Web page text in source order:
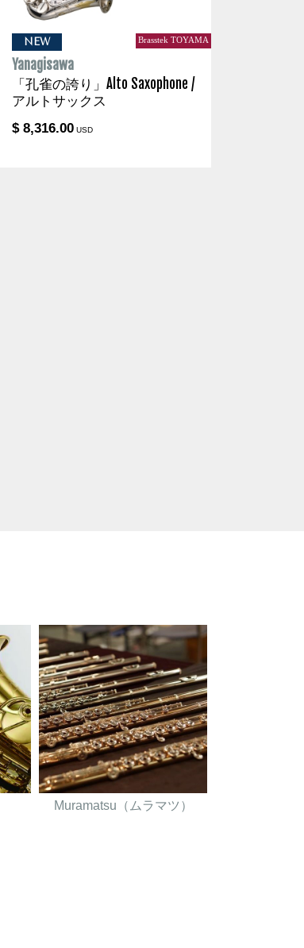
NEW Brasstek TOYAMA
Yanagisawa
「孔雀の誇り」Alto Saxophone /
アルトサックス
$ 8,316.00USD
Muramatsu（ムラマツ）